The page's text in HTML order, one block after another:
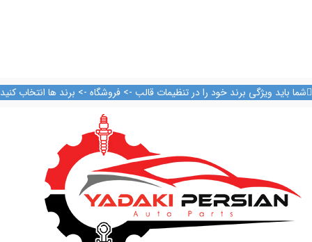
09124847876
09124847876
شما باید ویژگی برند خود را در تنظیمات قالب -> فروشگاه -> برند ها انتخاب کنید